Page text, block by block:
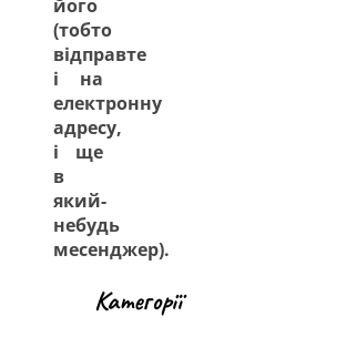
його
(тобто
відправте
і на
електронну
адресу,
і ще
в
який-
небудь
месенджер).
Категорії